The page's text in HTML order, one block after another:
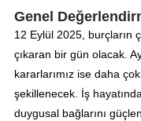
Genel
12 Eylül 2025, burçların
çıkaran bir gün olacak.
kararlarımız ise daha
şekillenecek. İş
duygusal bağlarını